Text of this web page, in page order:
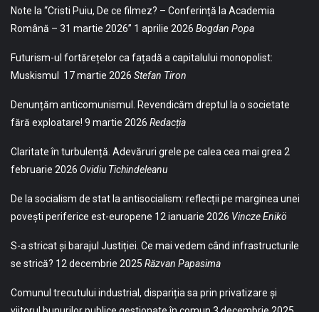
Note la “Cristi Puiu, De ce filmez? – Conferință la Academia
Română – 31 martie 2026” 1 aprilie 2026 Bogdan Popa
Futurism-ul fortărețelor ca fațadă a capitalului monopolist:
Muskismul
17 martie 2026 Stefan Tiron
Denunțăm anticomunismul. Revendicăm dreptul la o societate
fără exploatare! 9 martie 2026 Redacția
Claritate în turbulență. Adevăruri grele pe calea cea mai grea2
februarie 2026 Ovidiu Tichindeleanu
De la socialism de stat la antisocialism: reflecții pe marginea unei
povești periferice est-europene 12 ianuarie 2026 Vincze Enikö
S-a stricat și barajul Justiției. Ce mai vedem când infrastructurile
se strică? 12 decembrie 2025 Răzvan Papasima
Comunul trecutului industrial, dispariția sa prin privatizare și